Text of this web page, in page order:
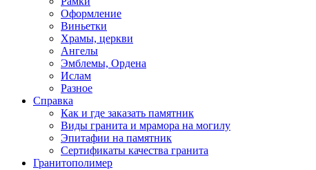
Оформление
Виньетки
Храмы, церкви
Ангелы
Эмблемы, Ордена
Ислам
Разное
Справка
Как и где заказать памятник
Виды гранита и мрамора на могилу
Эпитафии на памятник
Сертификаты качества гранита
Гранитополимер